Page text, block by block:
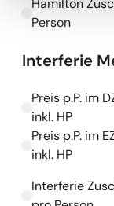
Kapazitäten
Hamilton
Person
Interferie
Kapazitäten
Preis p.P. im
inkl. HP
Kapazitäten
Preis p.P. im
inkl. HP
Kapazitäten
Interferie